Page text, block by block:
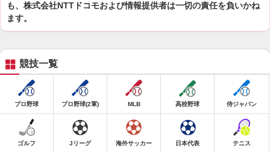
も、株式会社NTTドコモおよび情報提供者は一切の責任を負いかね
ます。
競技一覧
プロ野球 プロ野球(2軍) MLB 高校野球 侍ジャパン
ゴルフ Jリーグ 海外サッカー 日本代表 テニス